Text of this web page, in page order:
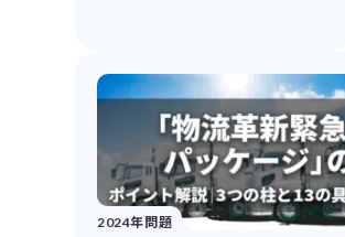
2024年問題